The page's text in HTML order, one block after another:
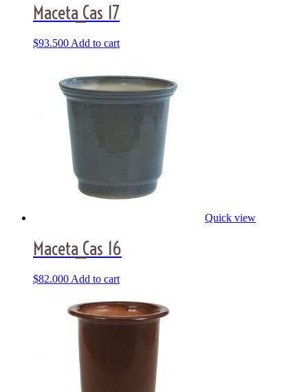
Maceta_Cas 17
$93.500 Add to cart
Quick view
Maceta_Cas 16
$82.000 Add to cart